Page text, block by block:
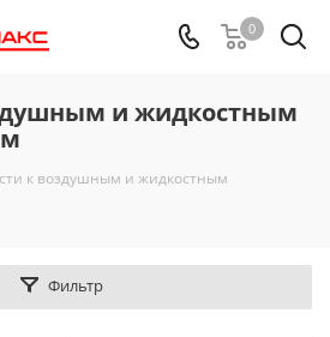
0
и жидкостным
к воздушным и жидкостным
Фильтр